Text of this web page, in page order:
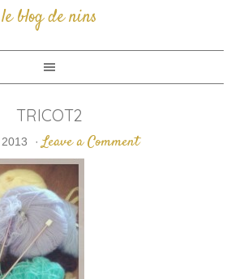
le blog de nins
TRICOT2
· Leave a Comment